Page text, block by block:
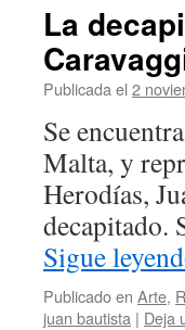
La
Publicada el 2
Se
Malta, y
Herodías,
decapitado.
Sigue
Publicado en Arte,
juan bautista | Deja